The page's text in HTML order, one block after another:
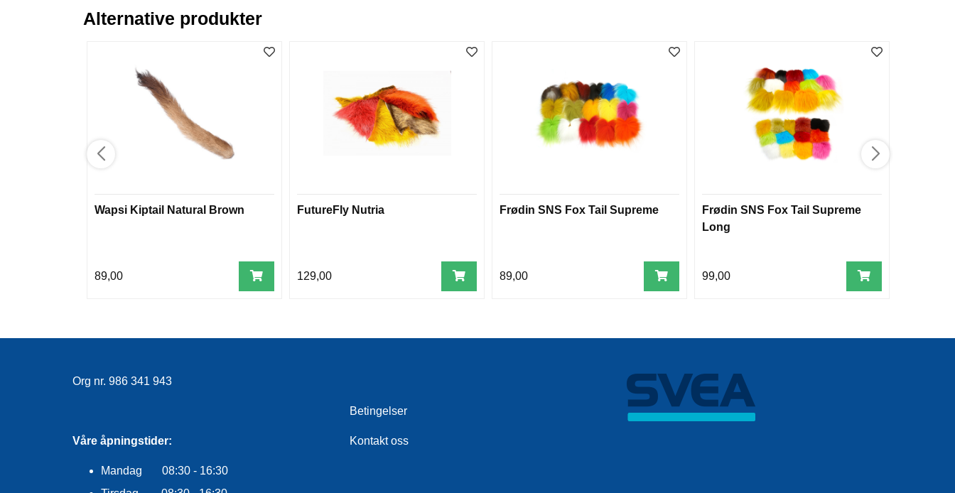
Alternative produkter
Wapsi Kiptail Natural Brown
89,00
FutureFly Nutria
129,00
Frødin SNS Fox Tail Supreme
89,00
Frødin SNS Fox Tail Supreme
Long
99,00
Org nr. 986 341 943
Våre åpningstider:
Mandag 08:30 - 16:30
Betingelser
Kontakt oss